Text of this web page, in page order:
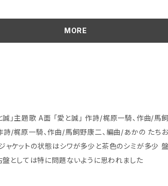
MORE
曲/馬飼野康二、編曲/あかの
としては特に問題ないように思われました